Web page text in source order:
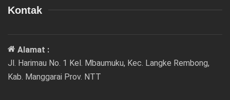
Kontak
Alamat :
Jl. Harimau No. 1 Kel. Mbaumuku, Kec. Langke Rembong,
Kab. Manggarai Prov. NTT